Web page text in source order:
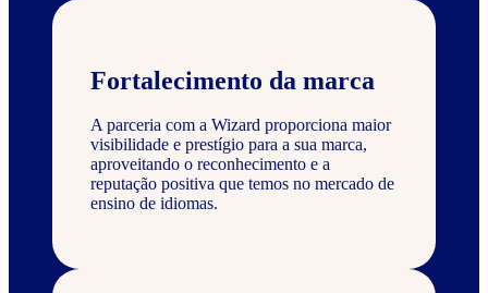
Fortalecimento da marca
A parceria com a Wizard proporciona maior
visibilidade e prestígio para a sua marca,
aproveitando o reconhecimento e a
reputação positiva que temos no mercado de
ensino de idiomas.